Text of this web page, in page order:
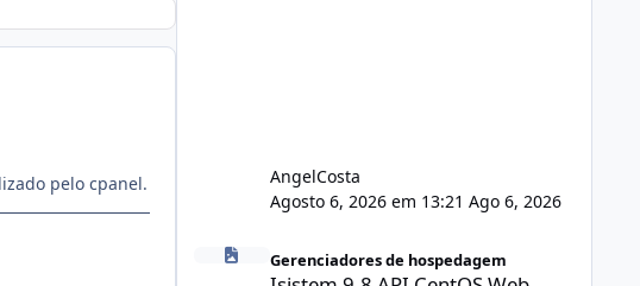
pelo cpanel.
AngelCosta
Agosto 6, 2026 em 13:21 Ago 6, 2026
Isistem 9.8 API CentOS Web Panel
Gerenciadores de hospedagem